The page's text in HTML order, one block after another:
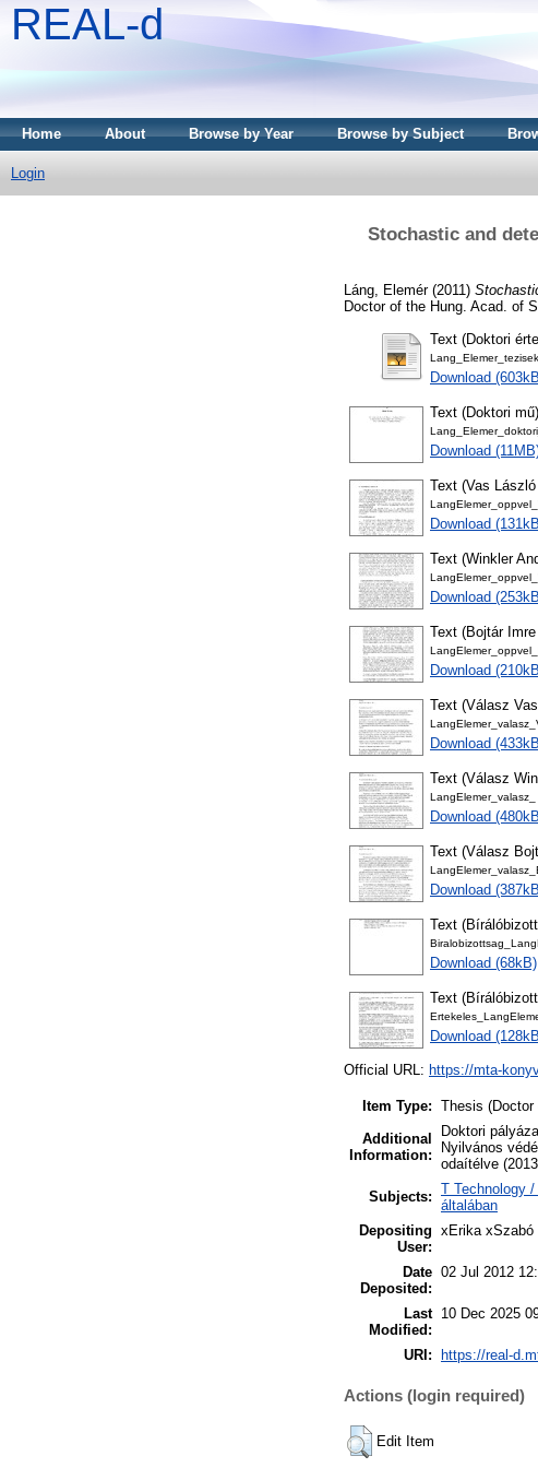
REAL-d
Home About Browse by Year Browse by Subject
Login
Stochastic and
Láng, Elemér(2011)
Doctor of the Hung. Acad. of
Text (Doktori
Download
Text (Doktori mű)
Download
Text (Vas
Download
Text (Winkler
Download
Text (Bojtár
Download
Text (Válasz
Download
Text (Válasz
Download
Text (Válasz
Download
Text
Download (68kB)
Text
Download
Official URL: https://mta-
Item Type: Thesis
Additional
Information:
Doktori
Nyilvános
odaítélve
Subjects: T Technology
általában
Depositing
User:
xErika xSzabó
Date
Deposited:
02 Jul 2012
Last
Modified:
10 Dec 2025
URI: https://real-
Actions (login required)
Edit Item